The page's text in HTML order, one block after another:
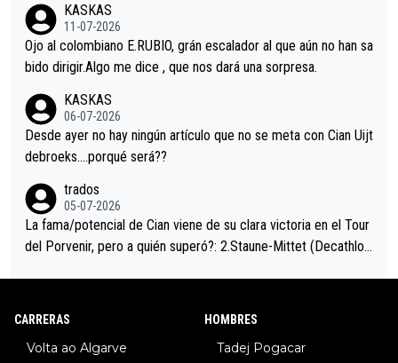
i sin pedalear, luego está el saludo con Evenepoel dándose la
mano de una manera muy fraternal, más allá de los típicos toqu
es en el hombro con que saludaba a Vingegard. Ahí hubo una in
eta, a ver si por querer poner a Del Toro con calzador en posi
ción de podio UAE y Pojacar se van complicar el tour.
KASKAS
11-07-2026
Ojo al colombiano E.RUBIO, grán escalador al que aún no han sa
bido dirigir.Algo me dice , que nos dará una sorpresa.
KASKAS
06-07-2026
Desde ayer no hay ningún artículo que no se meta con Cian Uijt
debroeks….porqué será??
trados
05-07-2026
La fama/potencial de Cian viene de su clara victoria en el Tour
del Porvenir, pero a quién superó?: 2.Staune-Mittet (Decathlon,
CARRERAS
Volta ao Algarve
HOMBRES
Tadej Pogacar